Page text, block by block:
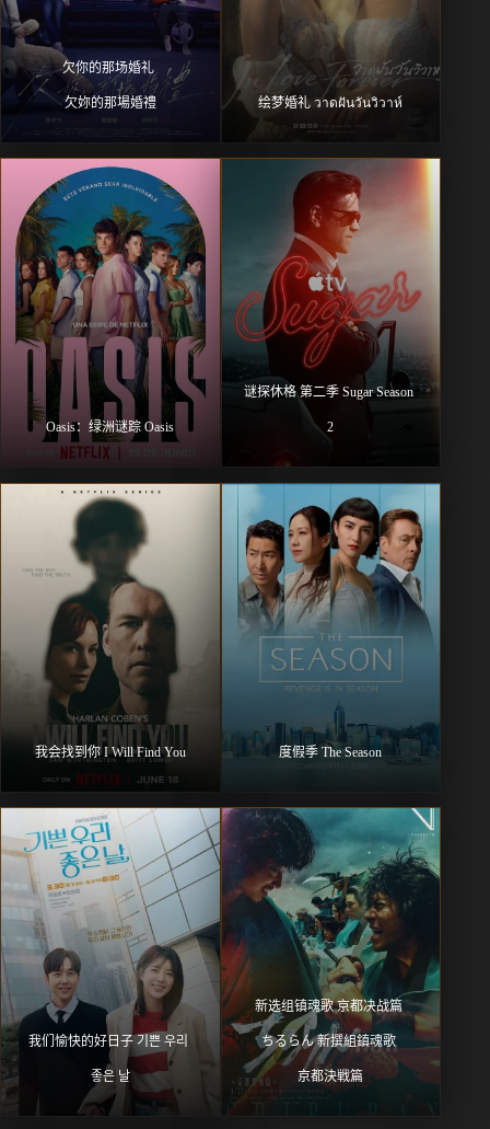
欠你的那场婚礼
欠妳的那場婚禮 绘梦婚礼 วาดฝันวันวิวาห์
Oasis：绿洲谜踪 Oasis
谜探休格 第二季 Sugar Season
2
我会找到你 I Will Find You 度假季 The Season
我们愉快的好日子 기쁜 우리
좋은 날
新选组镇魂歌 京都决战篇
ちるらん 新撰組鎮魂歌
京都決戦篇